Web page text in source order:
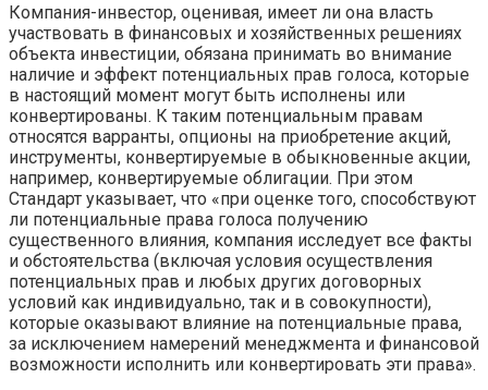
Компания-инвестор, оценивая, имеет ли она власть
участвовать в финансовых и хозяйственных решениях
объекта инвестиции, обязана принимать во внимание
наличие и эффект потенциальных прав голоса, которые
в настоящий момент могут быть исполнены или
конвертированы. К таким потенциальным правам
относятся варранты, опционы на приобретение акций,
инструменты, конвертируемые в обыкновенные акции,
например, конвертируемые облигации. При этом
Стандарт указывает, что «при оценке того, способствуют
ли потенциальные права голоса получению
существенного влияния, компания исследует все факты
и обстоятельства (включая условия осуществления
потенциальных прав и любых других договорных
условий как индивидуально, так и в совокупности),
которые оказывают влияние на потенциальные права,
за исключением намерений менеджмента и финансовой
возможности исполнить или конвертировать эти права».